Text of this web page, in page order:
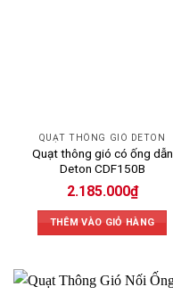
QUẠT THÔNG GIÓ DETON
Quạt thông gió có ống dẫn
Deton CDF150B
2.185.000₫
THÊM VÀO GIỎ HÀNG